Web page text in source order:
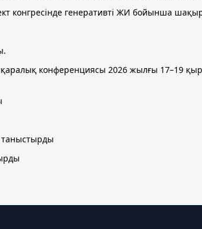
конгресінде генеративті ЖИ бойынша
конференциясы 2026 жылғы 17–19